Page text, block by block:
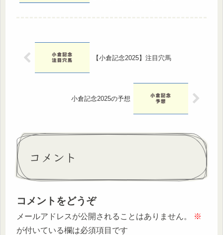
【小倉記念2025】注目穴馬
小倉記念2025の予想
コメント
コメントをどうぞ
メールアドレスが公開されることはありません。
※
が付いている欄は必須項目です